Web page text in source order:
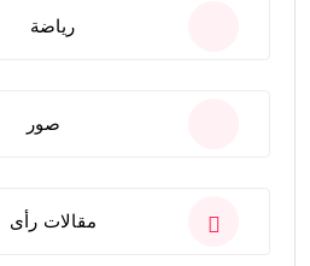
رياضة
صور
مقالات رأى